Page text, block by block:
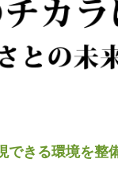
できる環境を整